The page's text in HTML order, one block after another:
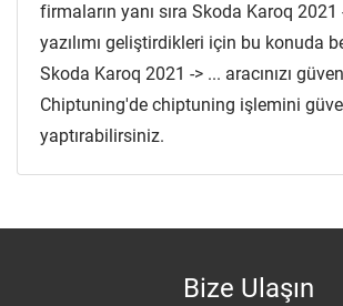
firmaların yanı sıra Skoda Karoq 2021
yazılımı geliştirdikleri için bu konuda
Skoda Karoq 2021 -> ... aracınızı
Chiptuning'de chiptuning işlemini
yaptırabilirsiniz.
Bize Ulaşın